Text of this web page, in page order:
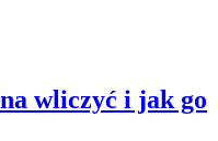
wliczyć i jak go